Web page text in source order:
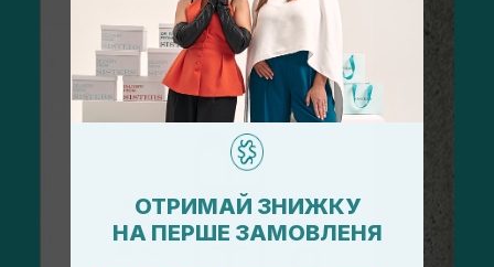
ОТРИМАЙ ЗНИЖКУ
НА ПЕРШЕ ЗАМОВЛЕНЯ